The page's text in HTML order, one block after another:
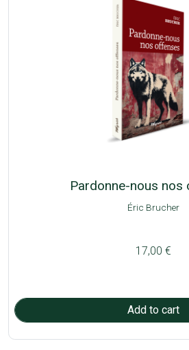
Pardonne-nous nos
Éric Brucher
17,00 €